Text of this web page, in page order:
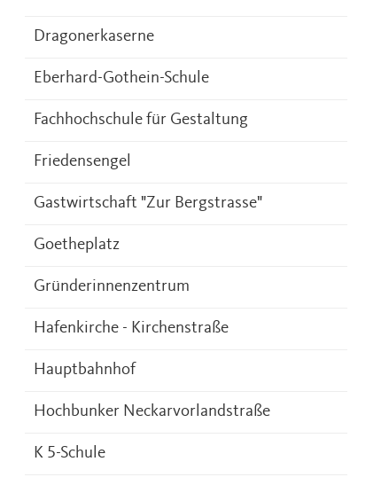
Dragonerkaserne
Eberhard-Gothein-Schule
Fachhochschule für Gestaltung
Friedensengel
Gastwirtschaft "Zur Bergstrasse"
Goetheplatz
Gründerinnenzentrum
Hafenkirche - Kirchenstraße
Hauptbahnhof
Hochbunker Neckarvorlandstraße
K 5-Schule